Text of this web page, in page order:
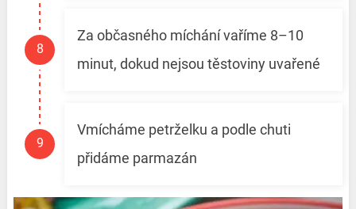
Za občasného míchání vaříme 8–10
minut, dokud nejsou těstoviny uvařené
Vmícháme petrželku a podle chuti
přidáme parmazán